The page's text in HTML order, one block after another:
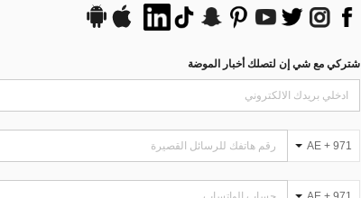
شتركي مع شي إن لتصلك أخبار الموضة
AE + 971